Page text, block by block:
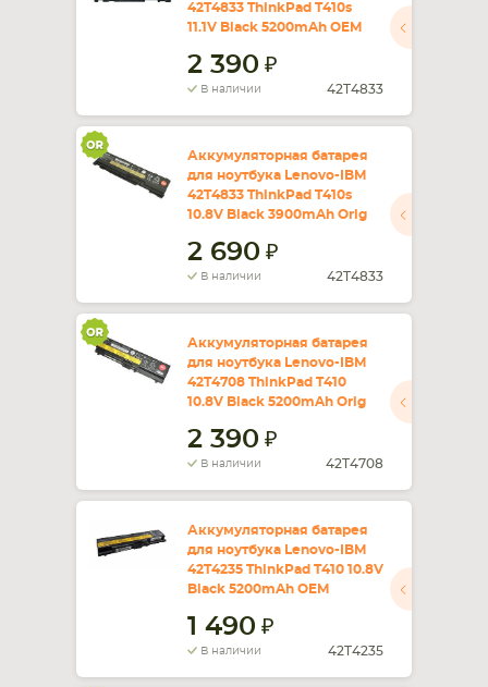
42T4833 ThinkPad T410s
11.1V Black 5200mAh OEM
2 390
В наличии 42T4833
Аккумуляторная батарея
для ноутбука Lenovo-IBM
42T4833 ThinkPad T410s
10.8V Black 3900mAh Orig
2 690
В наличии 42T4833
Аккумуляторная батарея
для ноутбука Lenovo-IBM
42T4708 ThinkPad T410
10.8V Black 5200mAh Orig
2 390
В наличии 42T4708
Аккумуляторная батарея
для ноутбука Lenovo-IBM
42T4235 ThinkPad T410 10.8V
Black 5200mAh OEM
1 490
В наличии 42T4235